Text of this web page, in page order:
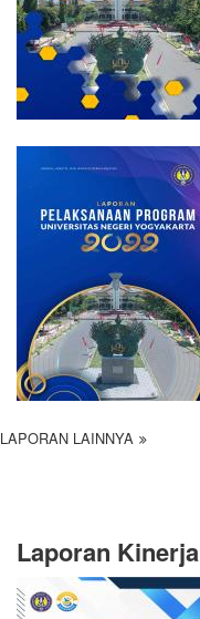
LAPORAN LAINNYA
Laporan Kinerja